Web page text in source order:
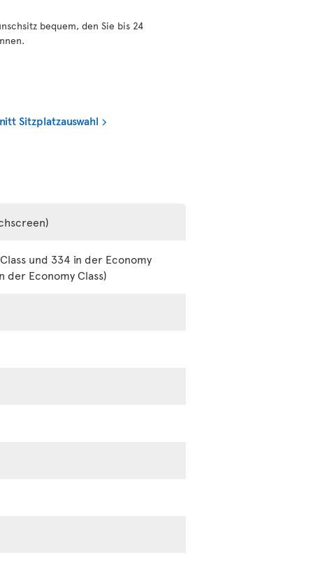
bequem, den Sie bis 24
Sitzplatzauswahl
und 334 in der Economy
der Economy Class)